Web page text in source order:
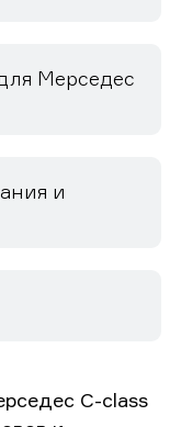
Мерседес
и
C-class